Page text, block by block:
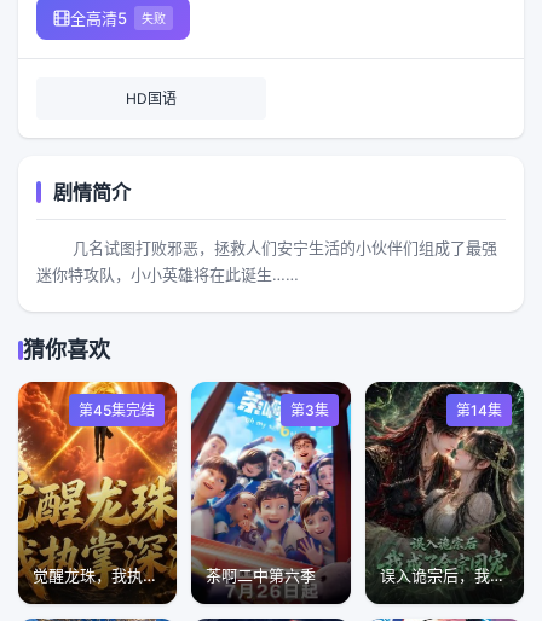
全高清5 失败
HD国语
剧情简介
几名试图打败邪恶，拯救人们安宁生活的小伙伴们组成了最强
迷你特攻队，小小英雄将在此诞生……
猜你喜欢
第45集完结
觉醒龙珠，我执掌深海
第3集
茶啊二中第六季
第14集
误入诡宗后，我成了全宗团宠